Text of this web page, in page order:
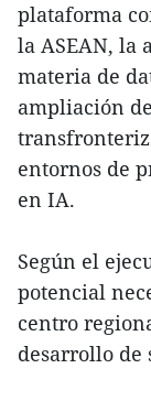
plataforma
la ASEAN, la
materia de
ampliación
entornos de
en IA.
Según el
potencial
centro
desarrollo de